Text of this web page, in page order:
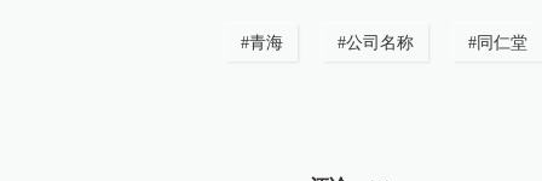
#青海 #公司名称 # 同仁堂